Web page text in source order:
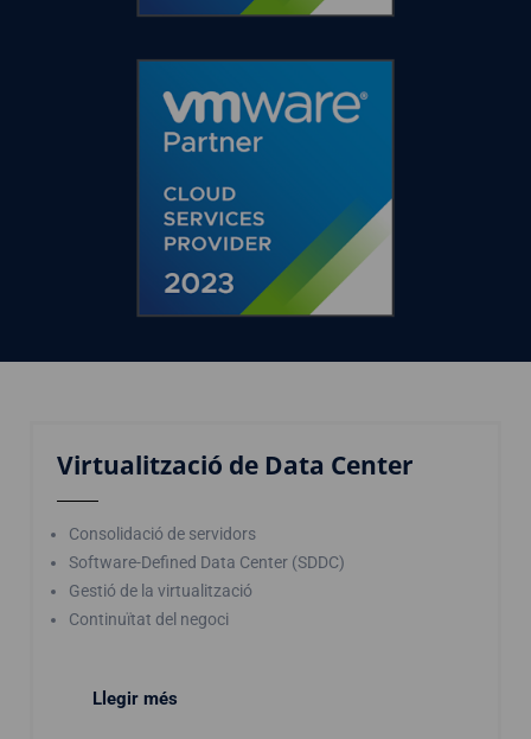
Virtualització de Data Center
Consolidació de servidors
Software-Defined Data Center (SDDC)
Gestió de la virtualització
Continuïtat del negoci
Llegir més